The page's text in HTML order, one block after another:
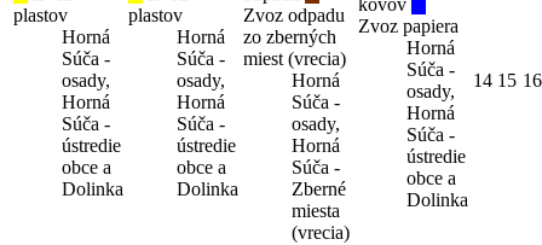
plastov
Horná
Súča -
osady,
Horná
Súča -
ústredie
obce a
Dolinka
plastov
Horná
Súča -
osady,
Horná
Súča -
ústredie
obce a
Dolinka
Zvoz odpadu
zo zberných
miest (vrecia)
Horná
Súča -
osady,
Horná
Súča -
Zberné
miesta
(vrecia)
kovov
Zvoz papiera
Horná
Súča -
osady,
Horná
Súča -
ústredie
obce a
Dolinka
14 15 16